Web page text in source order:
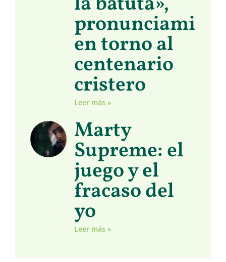
en torno al
centenario
cristero
Leer más »
Marty
Supreme: el
juego y el
fracaso del
yo
Leer más »